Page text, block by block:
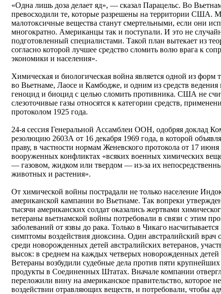
«Одна лишь доза делает яд», — сказал Парацельс. Во
превосходили те, которые разрешены на территории США.
малотоксичные вещества станут смертельными, если они
многократно. Американцы так и поступали. И это не
подготовленный специалистами. Такой план вытекает из
согласно которой лучшее средство сломить волю врага к
экономики и населения».
Химическая и биологическая война является одной из
во Вьетнаме, Лаосе и Камбодже, и одним из средств
геноцид и биоцид с целью сломить противника. США не
слезоточивые газы относятся к категории средств,
протоколом 1925 года.
24-я сессия Генеральной Ассамблеи ООН, одобряя доклад
резолюцию 2603А от 16 декабря 1969 года, в которой
праву, в частности нормам Женевского протокола от 17
вооруженных конфликтах «всяких военных химических
— газовом, жидком или твердом — из-за их
животных и растения».
От химической войны пострадали не только население
американской кампании во Вьетнаме. Так вопреки
тысячи американских солдат оказались жертвами
ветераны вьетнамской войны потребовали в связи с этим
заболеваний от язвы до рака. Только в Чикаго
симптомы воздействия диоксина. Один австралийский врач
среди новорожденных детей австралийских ветеранов,
высок: в среднем на каждых четверых новорожденных
Ветераны возбудили судебные дела против пяти
продукты в Соединенных Штатах. Вначале компании
переложили вину на американское правительство, которое
воздействии отравляющих веществ, и потребовали, чтобы